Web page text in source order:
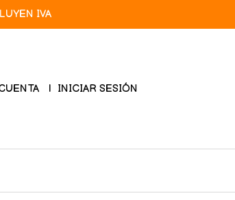
IVA
INICIAR SESIÓN